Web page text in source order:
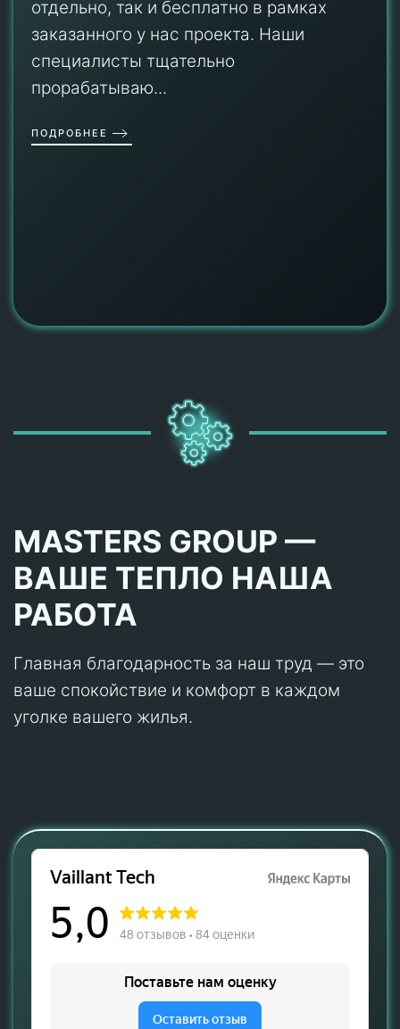
отдельно, так и бесплатно в рамках
заказанного у нас проекта. Наши
специалисты тщательно
прорабатываю...
ПОДРОБНЕЕ
MASTERS GROUP —
ВАШЕ ТЕПЛО НАША
РАБОТА
Главная благодарность за наш труд — это
ваше спокойствие и комфорт в каждом
уголке вашего жилья.